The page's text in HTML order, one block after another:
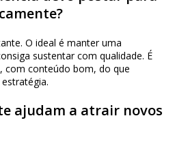
O ideal é manter uma
sustentar com qualidade. É
com conteúdo bom, do que
ajudam a atrair novos